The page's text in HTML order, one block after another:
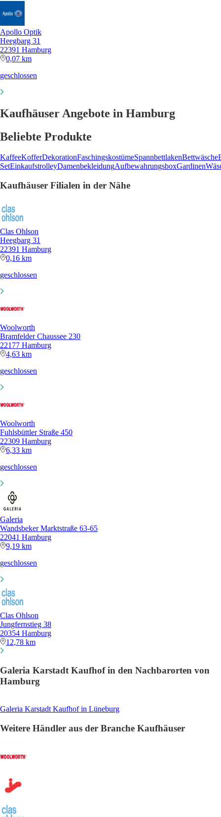
Apollo Optik
Heegbarg 31
22391 Hamburg
0,07 km
geschlossen
Kaufhäuser Angebote in Hamburg
Beliebte Produkte
KaffeeKofferDekorationFaschingskostümeSpannbettlakenBettwäsche
SetEinkaufstrolleyDamenbekleidungAufbewahrungsboxGardinen
Kaufhäuser Filialen in der Nähe
Clas Ohlson
Heegbarg 31
22391 Hamburg
0,16 km
geschlossen
Woolworth
Bramfelder Chaussee 230
22177 Hamburg
4,63 km
geschlossen
Woolworth
Fuhlsbüttler Straße 450
22309 Hamburg
6,33 km
geschlossen
Galeria
Wandsbeker Marktstraße 63-65
22041 Hamburg
9,19 km
geschlossen
Clas Ohlson
Jungfernstieg 38
20354 Hamburg
12,78 km
Galeria Karstadt Kaufhof in den Nachbarorten von
Hamburg
Galeria Karstadt Kaufhof in Lüneburg
Weitere Händler aus der Branche Kaufhäuser